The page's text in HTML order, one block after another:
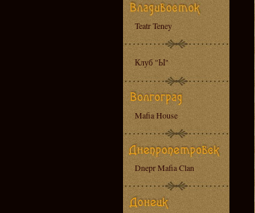
Teatr Teney
Клуб "Ы"
Mafia House
Dnepr Mafia Clan